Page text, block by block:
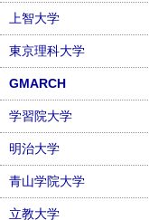
上智大学
東京理科大学
GMARCH
学習院大学
明治大学
青山学院大学
立教大学